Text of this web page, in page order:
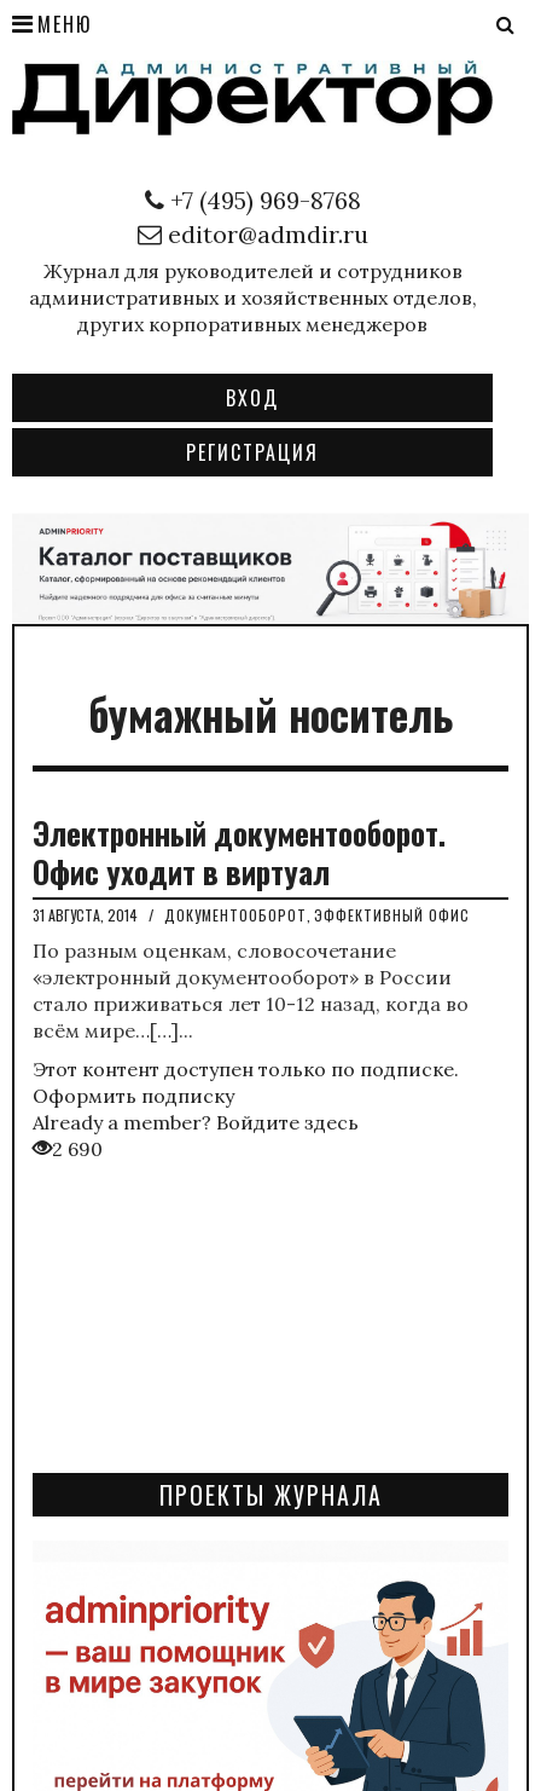
МЕНЮ
+7 (495) 969-8768
editor@admdir.ru
Журнал для руководителей и сотрудников
административных и хозяйственных отделов,
других корпоративных менеджеров
ВХОД
РЕГИСТРАЦИЯ
бумажный носитель
Электронный документооборот.
Офис уходит в виртуал
31 АВГУСТА, 2014 / ДОКУМЕНТООБОРОТ ЭФФЕКТИВНЫЙ ОФИС
По разным оценкам, словосочетание
«электронный документооборот» в России
стало приживаться лет 10-12 назад, когда во
всём мире…[…]...
Этот контент доступен только по подписке.
Оформить подписку
Already a member? Войдите здесь
2 690
ПРОЕКТЫ ЖУРНАЛА